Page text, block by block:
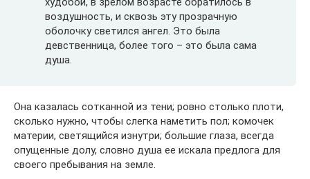
воздушность, и сквозь эту прозрачную
оболочку светился ангел. Это была
девственница, более того – это была сама
душа.
Она казалась сотканной из тени; ровно столько плоти,
сколько нужно, чтобы слегка наметить пол; комочек
материи, светящийся изнутри; большие глаза, всегда
опущенные долу, словно душа ее искала предлога для
своего пребывания на земле.